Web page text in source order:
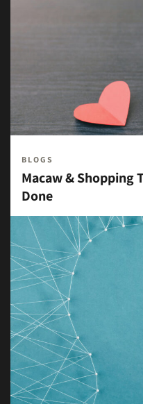
BLOGS
Macaw &
Done